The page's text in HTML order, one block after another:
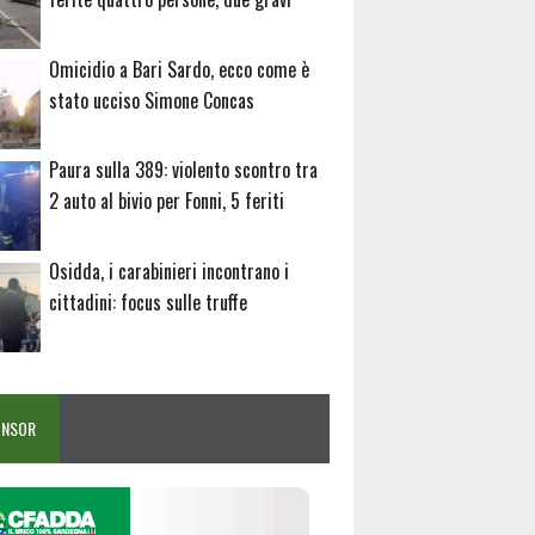
Omicidio a Bari Sardo, ecco come è
stato ucciso Simone Concas
Paura sulla 389: violento scontro tra
2 auto al bivio per Fonni, 5 feriti
Osidda, i carabinieri incontrano i
cittadini: focus sulle truffe